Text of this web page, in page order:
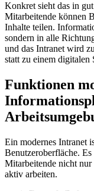
Konkret sieht das in
Mitarbeitende können
Inhalte teilen.
sondern in alle
und das Intranet wird
statt zu einem digitalen
Funktionen
Ein modernes Intranet
Benutzeroberfläche.
Mitarbeitende nicht
aktiv arbeiten.